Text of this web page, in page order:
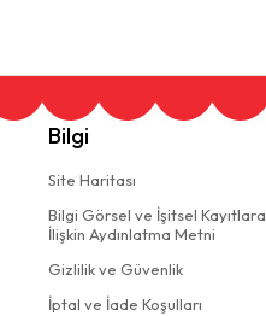
Bilgi
Site Haritası
Bilgi Görsel ve İşitsel Kayıtlara
İlişkin Aydınlatma Metni
Gizlilik ve Güvenlik
İptal ve İade Koşulları